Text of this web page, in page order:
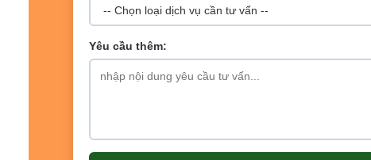
Yêu cầu thêm: